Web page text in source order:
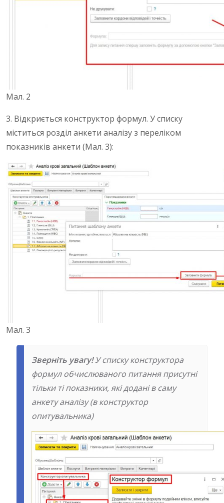
Мал. 2
3. Відкриється конструктор формул. У списку
міститься розділ анкети аналізу з переліком
показників анкети (Мал. 3):
Мал. 3
Зверніть увагу!У списку конструктора
формул обчислюваного питання присутні
тільки ті показники, які додані в саму
анкету аналізу (в конструктор
опитувальника)